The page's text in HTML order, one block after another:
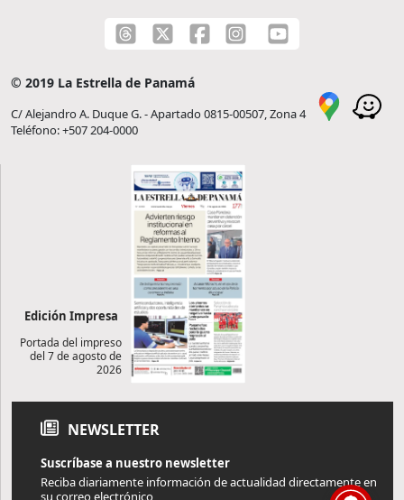
© 2019 La Estrella de Panamá
C/ Alejandro A. Duque G. - Apartado 0815-00507, Zona 4
Teléfono: +507 204-0000
Edición Impresa
Portada del impreso
del 7 de agosto de
2026
NEWSLETTER
Suscríbase a nuestro newsletter
Reciba diariamente información de actualidad directamente en
su correo electrónico